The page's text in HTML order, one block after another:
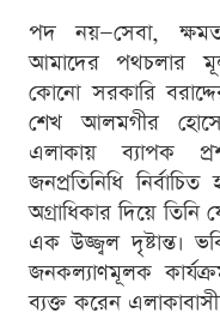
পদ নয়—সেবা,
আমাদের পথচলার মূল
কোনো সরকারি
শেখ আলমগীর
এলাকায় ব্যাপক
জনপ্রতিনিধি
অগ্রাধিকার দিয়ে
এক উজ্জ্বল দৃষ্টান্ত।
জনকল্যাণমূলক
ব্যক্ত করেন